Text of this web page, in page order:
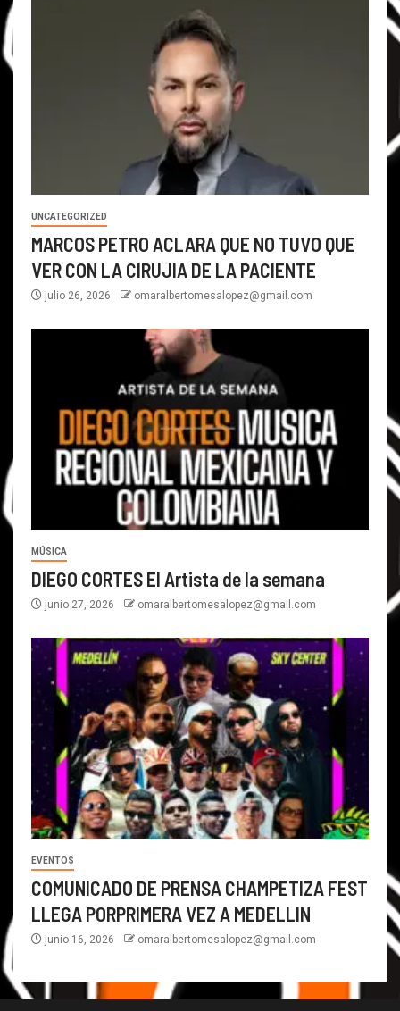
UNCATEGORIZED
MARCOS PETRO ACLARA QUE NO TUVO QUE
VER CON LA CIRUJIA DE LA PACIENTE
julio 26, 2026 omaralbertomesalopez@gmail.com
MÚSICA
DIEGO CORTES El Artista de la semana
junio 27, 2026 omaralbertomesalopez@gmail.com
EVENTOS
COMUNICADO DE PRENSA CHAMPETIZA FEST
LLEGA PORPRIMERA VEZ A MEDELLIN
junio 16, 2026 omaralbertomesalopez@gmail.com